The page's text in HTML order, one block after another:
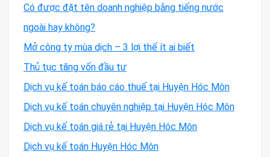
Có được đặt tên doanh nghiệp bằng tiếng nước
ngoài hay không?
Mở công ty mùa dịch – 3 lợi thế ít ai biết
Thủ tục tăng vốn đầu tư
Dịch vụ kế toán báo cáo thuế tại Huyện Hóc Môn
Dịch vụ kế toán chuyên nghiệp tại Huyện Hóc Môn
Dịch vụ kế toán giá rẻ tại Huyện Hóc Môn
Dịch vụ kế toán Huyện Hóc Môn